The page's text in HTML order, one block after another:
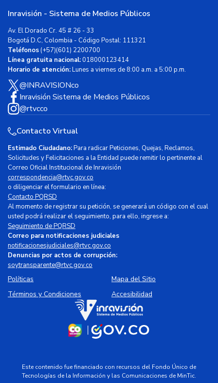
Inravisión - Sistema de Medios Públicos
Av. El Dorado Cr. 45 # 26 - 33
Bogotá D.C, Colombia - Código Postal: 111321
Teléfonos(+57)(601) 2200700
Línea gratuita nacional:018000123414
Horario de atención:Lunes a viernes de 8:00 a.m. a 5:00 p.m.
@INRAVISIONco
Inravisión Sistema de Medios Públicos
@rtvcco
Contacto Virtual
Estimado Ciudadano:Para radicar Peticiones, Quejas, Reclamos,
Solicitudes y Felicitaciones a la Entidad puede remitir lo pertinente al
Correo Oficial Institucional de Inravisión
correspondencia@rtvc.gov.co
o diligenciar el formulario en línea:
Contacto PQRSD
Al momento de registrar su petición, se generará un código con el cual
usted podrá realizar el seguimiento, para ello, ingrese a:
Seguimiento de PQRSD
Correo para notificaciones judiciales
notificacionesjudiciales@rtvc.gov.co
Denuncias por actos de corrupción:
soytransparente@rtvc.gov.co
Políticas
Mapa del Sitio
Términos y Condiciones
Accesibilidad
Este contenido fue financiado con recursos del Fondo Único de
Tecnologías de la Información y las Comunicaciones de MinTic.